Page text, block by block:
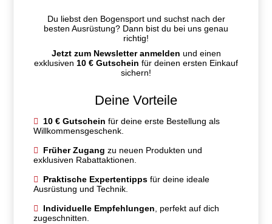
Du liebst den Bogensport und suchst nach der
besten Ausrüstung? Dann bist du bei uns genau
richtig!
Jetzt zum Newsletter anmelden und einen
exklusiven 10 € Gutschein für deinen ersten Einkauf
sichern!
Deine Vorteile
10 € Gutschein für deine erste Bestellung als
Willkommensgeschenk.
Früher Zugang zu neuen Produkten und
exklusiven Rabattaktionen.
Praktische Expertentipps für deine ideale
Ausrüstung und Technik.
Individuelle Empfehlungen, perfekt auf dich
zugeschnitten.